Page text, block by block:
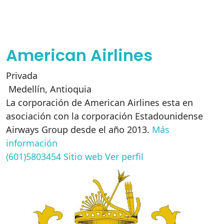
American Airlines
Privada
Medellín, Antioquia
La corporación de American Airlines esta en
asociación con la corporación Estadounidense
Airways Group desde el año 2013. Más
información
(601)5803454 Sitio web Ver perfil